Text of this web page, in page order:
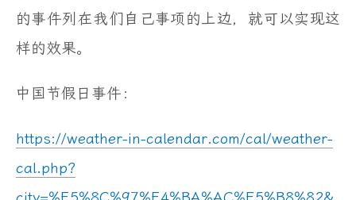
的事件列在我们自己事项的上边，就可以实现这
样的效果。
中国节假日事件：
https://weather-in-calendar.com/cal/weather-
cal.php?